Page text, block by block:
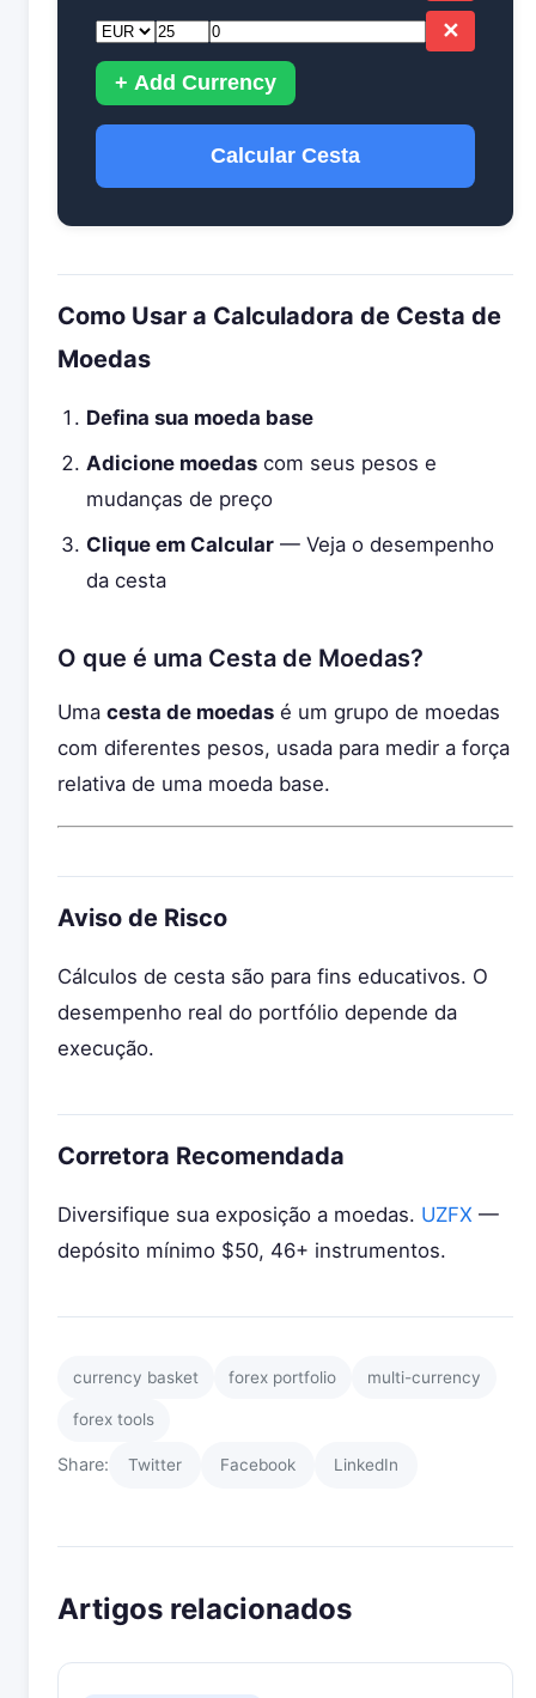
✕
+ Add Currency
Calcular Cesta
Como Usar a Calculadora de Cesta de
Moedas
Defina sua moeda base
Adicione moedas com seus pesos e
mudanças de preço
Clique em Calcular — Veja o desempenho
da cesta
O que é uma Cesta de Moedas?
Uma cesta de moedas é um grupo de moedas
com diferentes pesos, usada para medir a força
relativa de uma moeda base.
Aviso de Risco
Cálculos de cesta são para fins educativos. O
desempenho real do portfólio depende da
execução.
Corretora Recomendada
Diversifique sua exposição a moedas. UZFX —
depósito mínimo $50, 46+ instrumentos.
currency basket forex portfolio multi-currency
forex tools
Share: Twitter Facebook LinkedIn
Artigos relacionados